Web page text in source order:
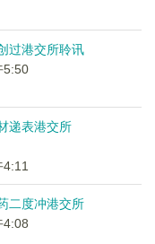
过港交所聆讯
5:50
递表港交所
二度冲港交所
4:08